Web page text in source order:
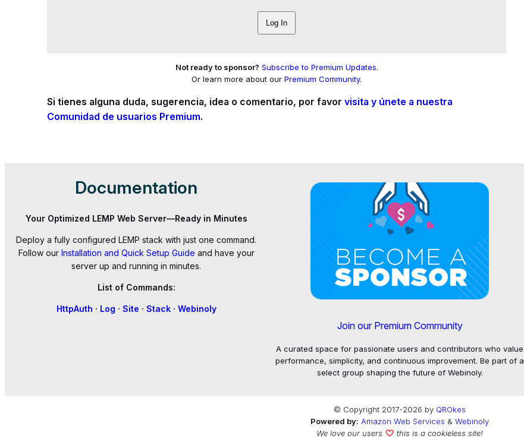
Log In
Not ready to sponsor? Subscribe to Premium Updates.
Or learn more about ourPremium Community.
Si tienes alguna duda, sugerencia, idea o comentario, por favorvisita y únete a nuestra
Comunidad de usuarios Premium.
Documentation
Your Optimized LEMP Web Server—Ready in Minutes
Deploy a fully configured LEMP stack with just one command.
Follow our Installation and Quick Setup Guide and have your
server up and running in minutes.
List of Commands:
HttpAuth · Log · Site · Stack· Webinoly
Join our Premium Community
A curated space for passionate users and contributors who value
performance, simplicity, and continuous improvement. Be part of a
select group shaping the future of Webinoly.
© Copyright 2017-2026 by QROkes
Powered by: Amazon Web Services & Webinoly
We love our users
this is a cookieless site!